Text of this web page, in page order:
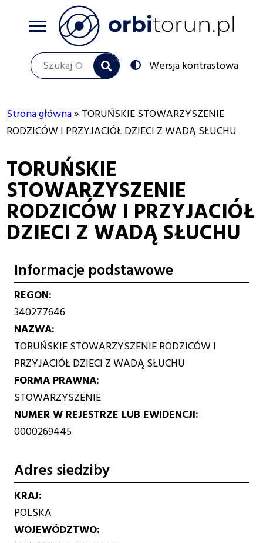
Szukaj
Przełącz
na:
Wersja kontrastowa
Ścieżka
nawigacyjna
Strona główna
TORUŃSKIE STOWARZYSZENIE
RODZICÓW I PRZYJACIÓŁ DZIECI Z WADĄ SŁUCHU
TORUŃSKIE
STOWARZYSZENIE
RODZICÓW I PRZYJACIÓŁ
DZIECI Z WADĄ SŁUCHU
Informacje podstawowe
REGON
340277646
NAZWA
TORUŃSKIE STOWARZYSZENIE RODZICÓW I
PRZYJACIÓŁ DZIECI Z WADĄ SŁUCHU
FORMA PRAWNA
STOWARZYSZENIE
NUMER W REJESTRZE LUB EWIDENCJI
0000269445
Adres siedziby
KRAJ
POLSKA
WOJEWÓDZTWO